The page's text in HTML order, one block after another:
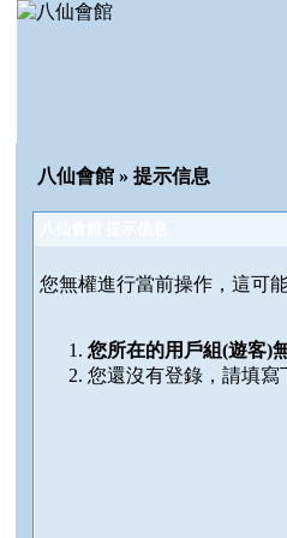
八仙會館» 提示信息
您無權進行當前操作，這可
您所在的用戶組(遊客)
您還沒有登錄，請填寫